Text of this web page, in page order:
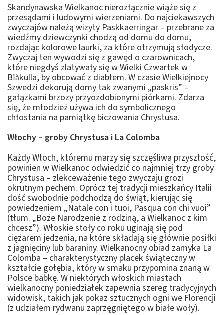
Skandynawska Wielkanoc nierozłącznie wiąże się z
przesądami i ludowymi wierzeniami. Do najciekawszych
zwyczajów należą wizyty Paskkaerringar – przebrane za
wiedźmy dziewczynki chodzą od domu do domu,
rozdając kolorowe laurki, za które otrzymują słodycze.
Zwyczaj ten wywodzi się z gawęd o czarownicach,
które niegdyś zlatywały się w Wielki Czwartek w
Blåkulla, by obcować z diabłem. W czasie Wielkiejnocy
Szwedzi dekorują domy tak zwanymi „paskris” –
gałązkami brzozy przyozdobionymi piórkami. Zdarza
się, że młodzież używa ich do symbolicznego
chłostania na pamiątkę biczowania Chrystusa.
Włochy – groby Chrystusa i La Colomba
Każdy Włoch, któremu marzy się szczęśliwa przyszłość,
powinien w Wielkanoc odwiedzić co najmniej trzy groby
Chrystusa – zlekceważenie tego zwyczaju grozi
okrutnym pechem. Oprócz tej tradycji mieszkańcy Italii
dość swobodnie podchodzą do świąt, kierując się
powiedzeniem „Natale con i tuoi, Pasqua con chi vuoi”
(tłum. „Boże Narodzenie z rodziną, a Wielkanoc z kim
chcesz”). Włoskie stoły co roku uginają się pod
ciężarem jedzenia, na które składają się głównie posiłki
z jagnięciny lub baraniny. Wielkanocny obiad zamyka La
Colomba – charakterystyczny placek świąteczny w
kształcie gołębia, który w smaku przypomina znaną w
Polsce babkę. W niektórych włoskich miastach
wielkanocny poniedziałek zapewnia szereg tradycyjnych
widowisk, takich jak pokaz sztucznych ogni we Florencji
(z udziałem rydwanu zaprzęgniętego w białe woły).